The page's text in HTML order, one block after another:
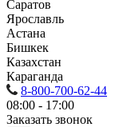
Саратов
Ярославль
Астана
Бишкек
Казахстан
Караганда
8-800-700-62-44
08:00 - 17:00
Заказать звонок